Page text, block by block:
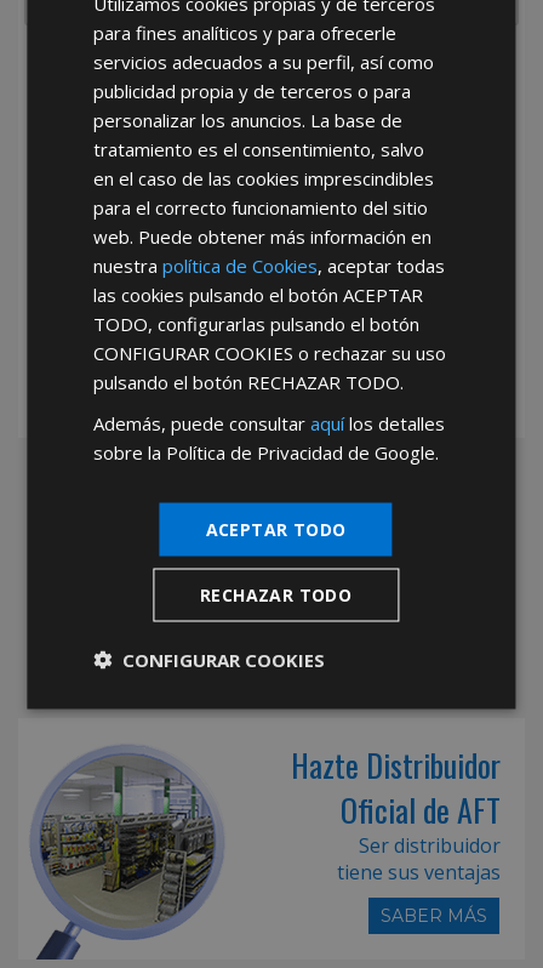
He leído y acepto la Política de Privacidad
*Abstenerse particulares, sólo venta a tiendas y empresas minoristas y
Hazte Distribuidor
Oficial de AFT
Ser distribuidor
tiene sus ventajas
SABER MÁS
para fines analíticos y para ofrecerle
servicios adecuados a su perfil, así como
publicidad propia y de terceros o para
personalizar los anuncios. La base de
tratamiento es el consentimiento, salvo
en el caso de las cookies imprescindibles
para el correcto funcionamiento del sitio
web. Puede obtener más información en
nuestrapolítica de Cookies, aceptar todas
las cookies pulsando el botónACEPTAR
TODO, configurarlas pulsando el botón
CONFIGURAR COOKIES o rechazar su uso
pulsando el botón RECHAZAR TODO.
Además, puede consultaraquílos detalles
sobre la Política de Privacidad de Google.
ACEPTAR TODO
RECHAZAR TODO
CONFIGURAR COOKIES